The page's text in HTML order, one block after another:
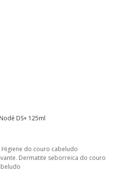
DS+ 125ml
Higiene do couro cabeludo
Dermatite seborreica do couro